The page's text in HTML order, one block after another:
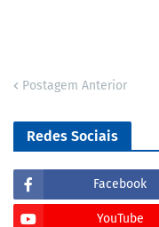
Postagem Anterior
Redes Sociais
Facebook
YouTube